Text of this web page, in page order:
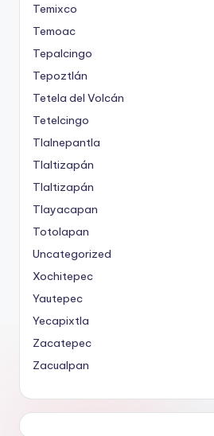
Temixco
Temoac
Tepalcingo
Tepoztlán
Tetela del Volcán
Tetelcingo
Tlalnepantla
Tlaltizapán
Tlaltizapán
Tlayacapan
Totolapan
Uncategorized
Xochitepec
Yautepec
Yecapixtla
Zacatepec
Zacualpan